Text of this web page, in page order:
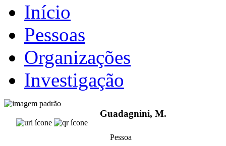
Início
Pessoas
Organizações
Investigação
Guadagnini, M.
Pessoa